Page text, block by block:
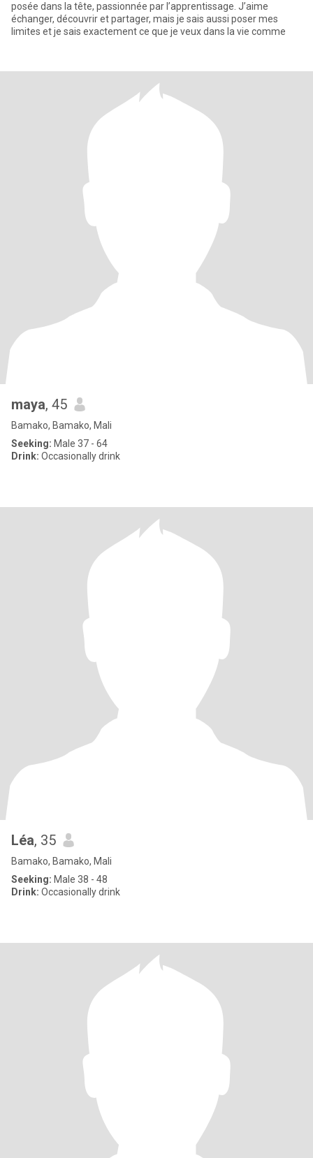
posée dans la tête, passionnée par l’apprentissage. J’aime
échanger, découvrir et partager, mais je sais aussi poser mes
limites et je sais exactement ce que je veux dans la vie comme
maya, 45
Bamako, Bamako, Mali
Seeking: Male 37 - 64
Drink: Occasionally drink
Léa, 35
Bamako, Bamako, Mali
Seeking: Male 38 - 48
Drink: Occasionally drink